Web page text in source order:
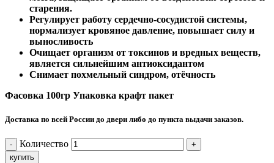
старения.
Регулирует работу сердечно-сосудистой системы,
нормализует кровяное давление, повышает силу и
выносливость
Очищает организм от токсинов и вредных веществ,
является сильнейшим антиоксидантом
Снимает похмельный синдром, отёчность
Фасовка 100гр Упаковка крафт пакет
Доставка по всей России до двери либо до пункта выдачи заказов.
Количество
купить